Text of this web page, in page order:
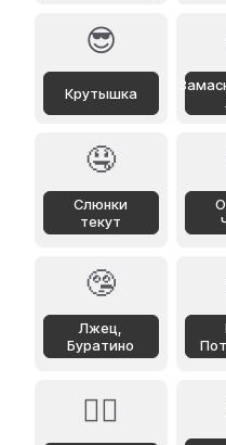
😎
Крутышка
🤤
Слюнки
текут
🤥
Лжец,
Буратино
🙂‍↕️